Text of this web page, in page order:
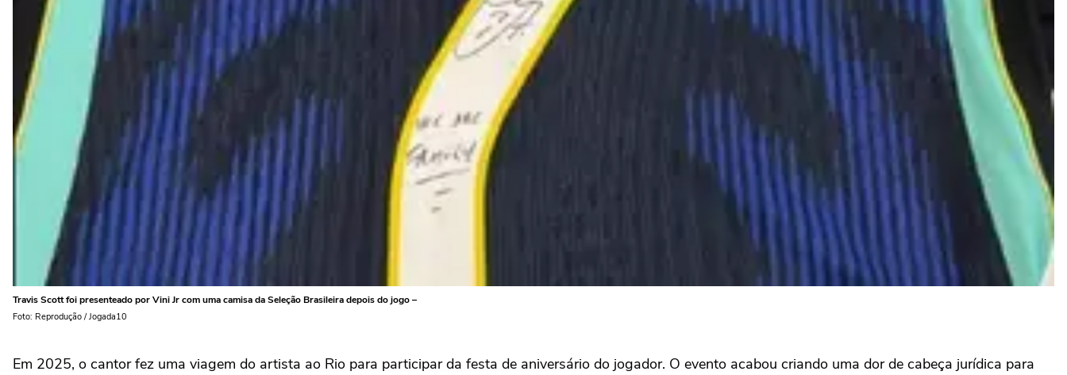
Travis Scott foi presenteado por Vini Jr com uma camisa da Seleção Brasileira depois do jogo –
Foto: Reprodução / Jogada10
Em 2025, o cantor fez uma viagem do artista ao Rio para participar da festa de aniversário do jogador. O evento acabou criando uma dor de cabeça jurídica para